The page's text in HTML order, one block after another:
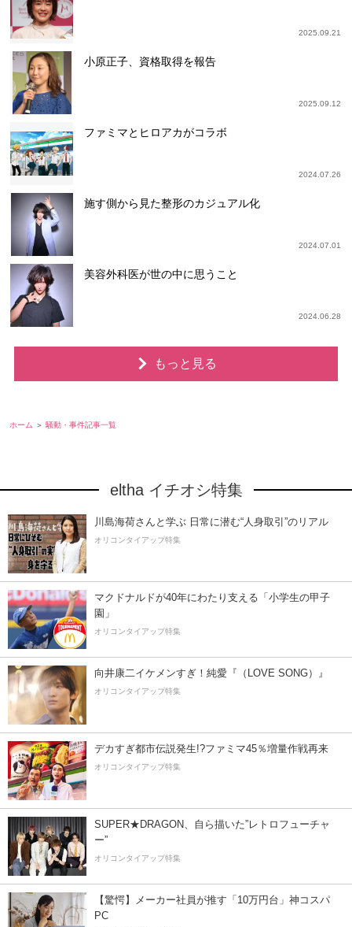
2025.09.21
小原正子、資格取得を報告
2025.09.12
ファミマとヒロアカがコラボ
2024.07.26
施す側から見た整形のカジュアル化
2024.07.01
美容外科医が世の中に思うこと
2024.06.28
もっと見る
ホーム 騒動・事件記事一覧
eltha イチオシ特集
川島海荷さんと学ぶ 日常に潜む“人身取引”のリアル
オリコンタイアップ特集
マクドナルドが40年にわたり支える「小学生の甲子
園」
オリコンタイアップ特集
向井康二イケメンすぎ！純愛『（LOVE SONG）』
オリコンタイアップ特集
デカすぎ都市伝説発生!?ファミマ45％増量作戦再来
オリコンタイアップ特集
SUPER★DRAGON、自ら描いた”レトロフューチャ
ー”
オリコンタイアップ特集
【驚愕】メーカー社員が推す「10万円台」神コスパ
PC